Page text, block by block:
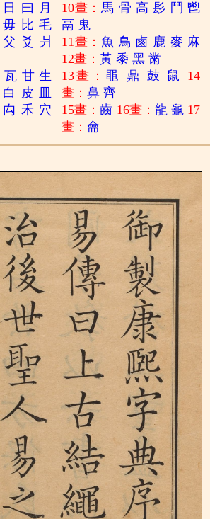
日 曰 月
毋 比 毛
父 爻 爿
瓦 甘 生
白 皮
禸 禾 穴
10畫：馬 骨 高 髟 鬥 鬯
鬲 鬼
11畫：魚 鳥 鹵 鹿 麥 麻
12畫：黃 黍 黑 黹
13畫： 黽 鼎 鼓 鼠
14
畫：鼻 齊
15畫：齒 16畫： 龍 龜 17
畫：龠